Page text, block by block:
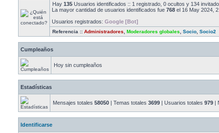
Hay 135 Usuarios identificados :: 1 registrado, 0 ocultos y 134
La mayor cantidad de usuarios identificados fue 768 el 16 May 2024,
Usuarios registrados: Google [Bot]
Referencia :: Administradores Moderadores globales Socio Socio2
Cumpleaños
Hoy sin cumpleaños
Estadísticas
Mensajes totales 58050 | Temas totales 3699 | Usuarios totales 979 |
Identificarse